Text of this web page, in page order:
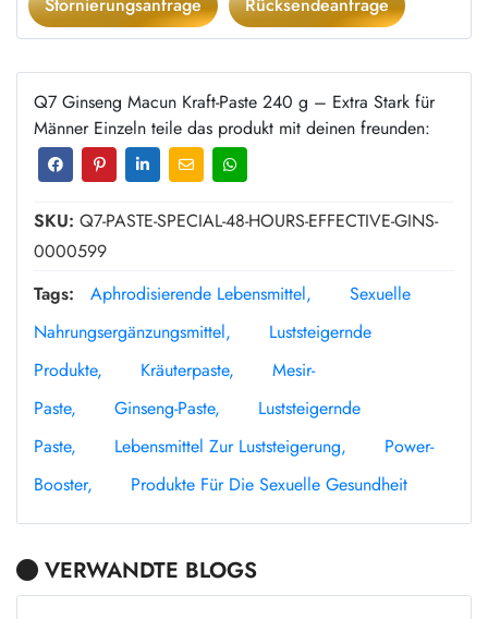
Q7 Ginseng Macun Kraft-Paste 240 g – Extra Stark für
Männer Einzeln teile das produkt mit deinen freunden:
SKU: Q7-PASTE-SPECIAL-48-HOURS-EFFECTIVE-GINS-
0000599
Tags:
Aphrodisierende Lebensmittel
Sexuelle
Nahrungsergänzungsmittel
Luststeigernde
Produkte
Kräuterpaste
Mesir-
Paste
Ginseng-Paste
Luststeigernde
Paste
Lebensmittel Zur Luststeigerung
Power-
Booster
Produkte Für Die Sexuelle Gesundheit
VERWANDTE BLOGS